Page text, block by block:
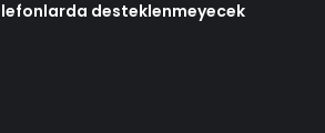
desteklenmeyecek